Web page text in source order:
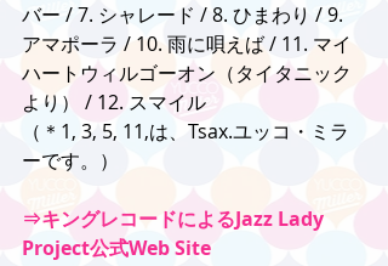
バー / 7. シャレード / 8. ひまわり / 9.
アマポーラ / 10. 雨に唄えば / 11. マイ
ハートウィルゴーオン（タイタニック
より） / 12. スマイル
（＊1, 3, 5, 11,は、Tsax.ユッコ・ミラ
ーです。）
⇒キングレコードによるJazz Lady
Project公式Web Site